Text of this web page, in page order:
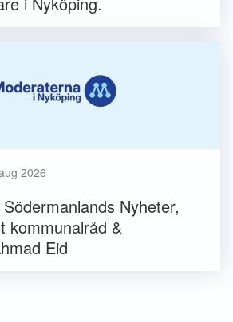
2026
Nyheter,
kommunalråd &
Eid